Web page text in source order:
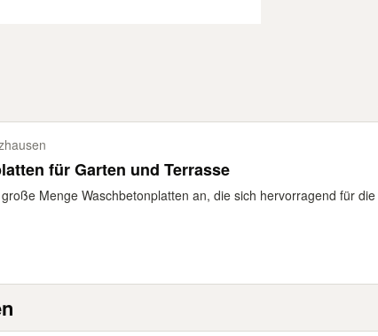
für Garten und Terrasse
Menge Waschbetonplatten an, die sich hervorragend für